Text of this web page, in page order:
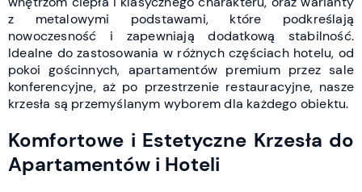
z metalowymi podstawami, które podkreślają
nowoczesność i zapewniają dodatkową stabilność.
Idealne do zastosowania w różnych częściach hotelu, od
pokoi gościnnych, apartamentów premium przez sale
konferencyjne, aż po przestrzenie restauracyjne, nasze
krzesła są przemyślanym wyborem dla każdego obiektu.
Komfortowe i Estetyczne Krzesła do
Apartamentów i Hoteli